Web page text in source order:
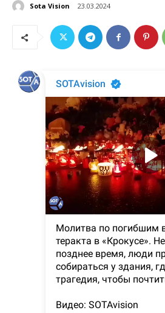
Sota Vision 23.03.2024